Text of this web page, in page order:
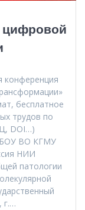
цифровой
конференция
бесплатное
трудов по
DOI…)
ВО КГМУ
НИИ
патологии
г.…